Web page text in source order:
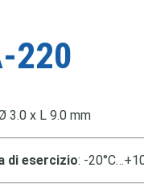
220
3.0 x L 9.0 mm
di esercizio: -